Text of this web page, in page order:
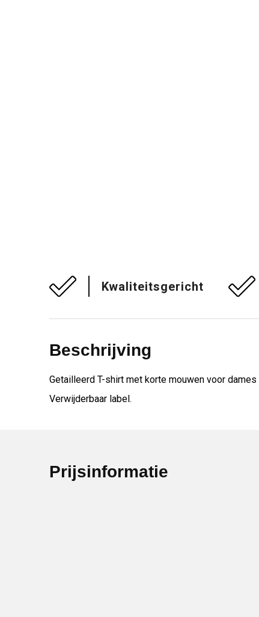
Kwaliteitsgericht
Beschrijving
Getailleerd T-shirt met korte mouwen voor
Verwijderbaar label.
Prijsinformatie